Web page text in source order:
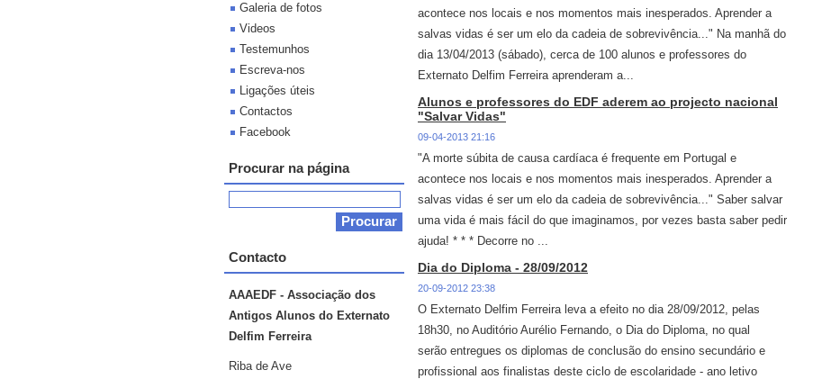
acontece nos locais e nos momentos mais inesperados. Aprender a
salvas vidas é ser um elo da cadeia de sobrevivência..." Na manhã do
dia 13/04/2013 (sábado), cerca de 100 alunos e professores do
Externato Delfim Ferreira aprenderam a...
Alunos e professores do EDF aderem ao projecto nacional
"Salvar Vidas"
09-04-2013 21:16
"A morte súbita de causa cardíaca é frequente em Portugal e
acontece nos locais e nos momentos mais inesperados. Aprender a
salvas vidas é ser um elo da cadeia de sobrevivência..." Saber salvar
uma vida é mais fácil do que imaginamos, por vezes basta saber pedir
ajuda! * * * Decorre no ...
Dia do Diploma - 28/09/2012
20-09-2012 23:38
O Externato Delfim Ferreira leva a efeito no dia 28/09/2012, pelas
18h30, no Auditório Aurélio Fernando, o Dia do Diploma, no qual
serão entregues os diplomas de conclusão do ensino secundário e
profissional aos finalistas deste ciclo de escolaridade - ano letivo
Galeria de fotos
Videos
Testemunhos
Escreva-nos
Ligações úteis
Contactos
Facebook
Procurar na página
Contacto
AAAEDF - Associação dos
Antigos Alunos do Externato
Delfim Ferreira
Riba de Ave